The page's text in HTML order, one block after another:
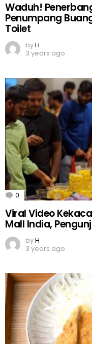
Waduh!
Penumpang
Toilet
byH
3 years ago
0 Comments
Viral Video
Mall India,
byH
3 years ago